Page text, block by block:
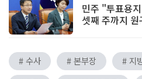
민주 "투표용
셋째 주까지
# 수사 # 본부장 # 지